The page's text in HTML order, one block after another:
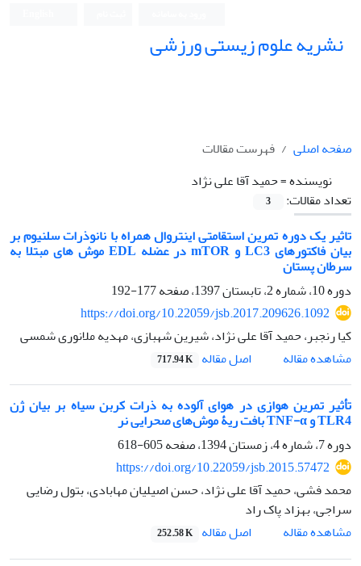
نشریه علوم زیستی ورزشی
صفحه اصلی
فهرست مقالات
نویسنده =حمید آقا علی نژاد
تعداد مقالات:
3
تاثیر یک دوره تمرین استقامتی اینتروال همراه با نانوذرات سلنیوم بر
بیان فاکتورهای LC3 و mTOR در عضله EDL موش های مبتلا به
سرطان پستان
دوره 10، شماره 2، تابستان 1397، صفحه
177-192
https://doi.org/10.22059/jsb.2017.209626.1092
کیا رنجبر، حمید آقا علی نژاد، شیرین شهبازی، مهدیه ملانوری شمسی
مشاهده مقاله
اصل مقاله 717.94 K
تأثیر تمرین هوازی در هوای آلوده به ذرات کربن سیاه بر بیان ژن
TLR4 و TNF-α بافت ریۀ موش‌های صحرایی نر
دوره 7، شماره 4، زمستان 1394، صفحه
605-618
https://doi.org/10.22059/jsb.2015.57472
محمد فشی، حمید آقا علی نژاد، حسن اصیلیان مهابادی، بتول رضایی
سراجی، بهزاد پاک راد
مشاهده مقاله
اصل مقاله 252.58 K